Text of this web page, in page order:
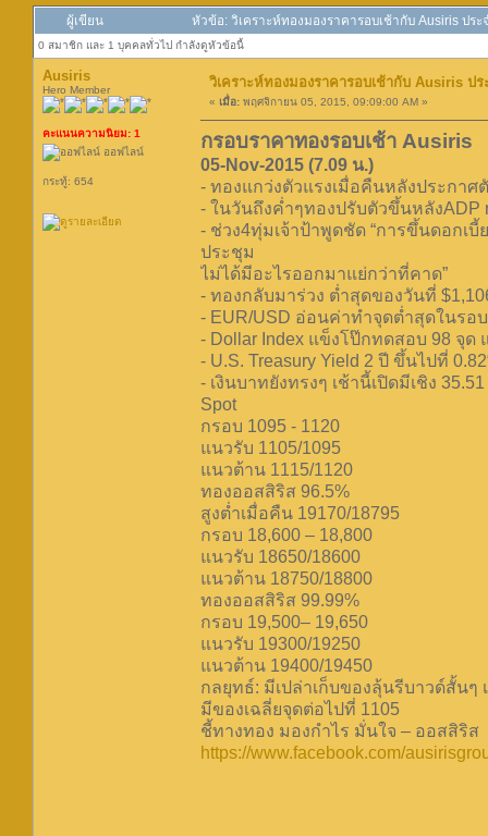
ผู้เขียน หัวข้อ: วิเคราะห์ทองมองราคารอบเช้ากับ Ausiris ป
0 สมาชิก และ 1 บุคคลทั่วไป กำลังดูหัวข้อนี้
Ausiris
Hero Member
คะแนนความนิยม: 1
ออฟไลน์
กระทู้: 654
วิเคราะห์ทองมองราคารอบเช้ากับ Ausiris ป
« เมื่อ: พฤศจิกายน 05, 2015, 09:09:00 AM »
กรอบราคาทองรอบเช้า Ausiris
05-Nov-2015 (7.09 น.)
- ทองแกว่งตัวแรงเมื่อคืนหลังประกาศ
- ในวันถึงค่ำๆทองปรับตัวขึ้นหลังADP
- ช่วง4ทุ่มเจ้าป้าพูดชัด “การขึ้นดอกเ
ประชุม
ไม่ได้มีอะไรออกมาแย่กว่าที่คาด”
- ทองกลับมาร่วง ต่ำสุดของวันที่
- EUR/USD อ่อนค่าทำจุดต่ำสุดในรอ
- Dollar Index แข็งโป๊กทดสอบ 98 จุด
- U.S. Treasury Yield 2 ปี ขึ้นไปที่
- เงินบาทยังทรงๆ เช้านี้เปิดมีเชิง
Spot
กรอบ 1095 - 1120
แนวรับ 1105/1095
แนวต้าน 1115/1120
ทองออสสิริส 96.5%
สูงต่ำเมื่อคืน 19170/18795
กรอบ 18,600 – 18,800
แนวรับ 18650/18600
แนวต้าน 18750/18800
ทองออสสิริส 99.99%
กรอบ 19,500– 19,650
แนวรับ 19300/19250
แนวต้าน 19400/19450
กลยุทธ์: มีเปล่าเก็บของลุ้นรีบาวด์สั้นๆ
มีของเฉลี่ยจุดต่อไปที่ 1105
ชี้ทางทอง มองกำไร มั่นใจ – ออสสิริส
https://www.facebook.com/